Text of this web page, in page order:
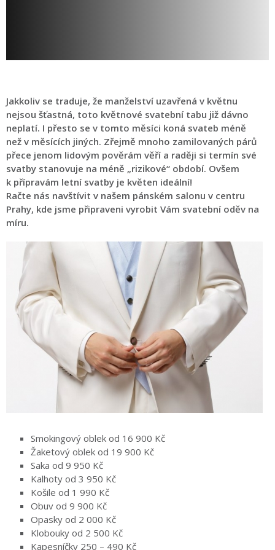
Jakkoliv se traduje, že manželství uzavřená v květnu
nejsou šťastná, toto květnové svatební tabu již dávno
neplatí. I přesto se v tomto měsíci koná svateb méně
než v měsících jiných. Zřejmě mnoho zamilovaných párů
přece jenom lidovým pověrám věří a raději si termín své
svatby stanovuje na méně „rizikové“ období. Ovšem
k přípravám letní svatby je květen ideální!
Račte nás navštívit v našem pánském salonu v centru
Prahy, kde jsme připraveni vyrobit Vám svatební oděv na
míru.
Smokingový oblek od 16 900 Kč
Žaketový oblek od 19 900 Kč
Saka od 9 950 Kč
Kalhoty od 3 950 Kč
Košile od 1 990 Kč
Obuv od 9 900 Kč
Opasky od 2 000 Kč
Klobouky od 2 500 Kč
Kapesníčky 250 – 490 Kč